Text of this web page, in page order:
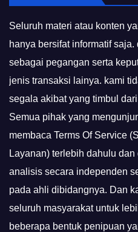
Seluruh materi atau konten
hanya bersifat informatif
sebagai pegangan serta
jenis transaksi lainya. kami
segala akibat yang timbul
Semua pihak yang
membaca Terms Of Service
Layanan) terlebih dahulu
analisis secara independen
pada ahli dibidangnya. Dan
seluruh masyarakat untuk
beberapa bentuk penipuan